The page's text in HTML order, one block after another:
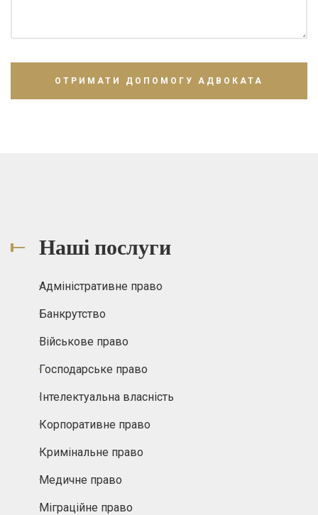
Наші послуги
Адміністративне право
Банкрутство
Військове право
Господарське право
Інтелектуальна власність
Корпоративне право
Кримінальне право
Медичне право
Міграційне право